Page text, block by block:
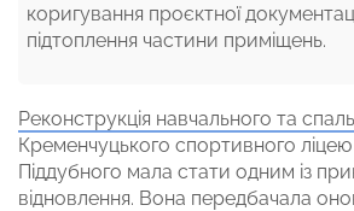
коригування проєктної
підтоплення частини приміщень.
Реконструкція навчального та
Кременчуцького спортивного ліцею
Піддубного мала стати одним із
відновлення. Вона передбачала